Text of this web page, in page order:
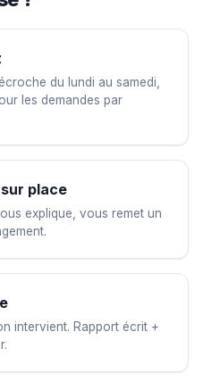
du lundi au samedi,
les demandes par
place
explique, vous remet un
intervient. Rapport écrit +